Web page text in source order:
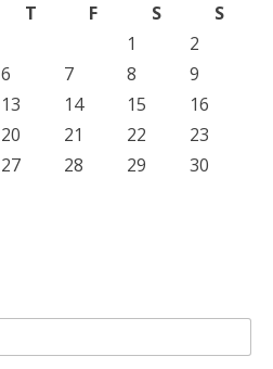
T F S
S
1
2
6 7 8
9
13 14 15
16
20 21 22
23
27 28 29
30